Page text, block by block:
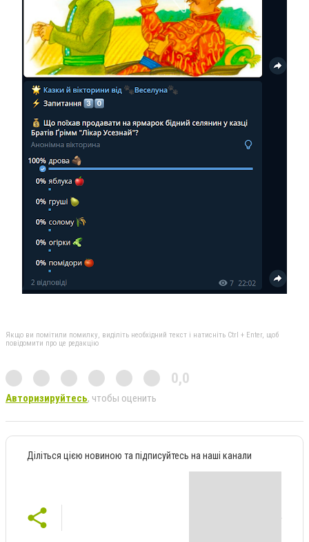
Якщо ви помітили помилку, виділіть необхідний текст і натисніть Ctrl + Enter, щоб
повідомити про це редакцію
0,0
Авторизируйтесь, чтобы оценить
Діліться цією новиною та підписуйтесь на наші канали